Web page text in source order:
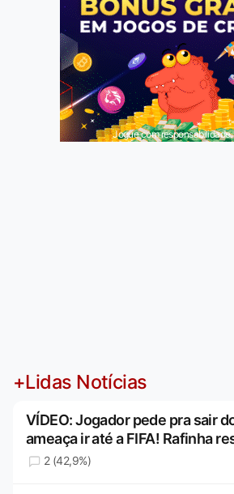
Jogue com
+Lidas Notícias
VÍDEO: Jogador pede pra sair
ameaça ir até a FIFA! Rafinha
2 (42,9%)